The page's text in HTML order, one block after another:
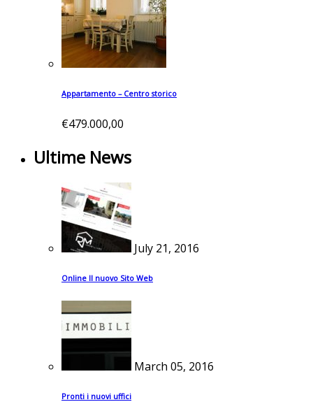
Appartamento – Centro storico
€479.000,00
Ultime News
July 21, 2016
Online Il nuovo Sito Web
March 05, 2016
Pronti i nuovi uffici